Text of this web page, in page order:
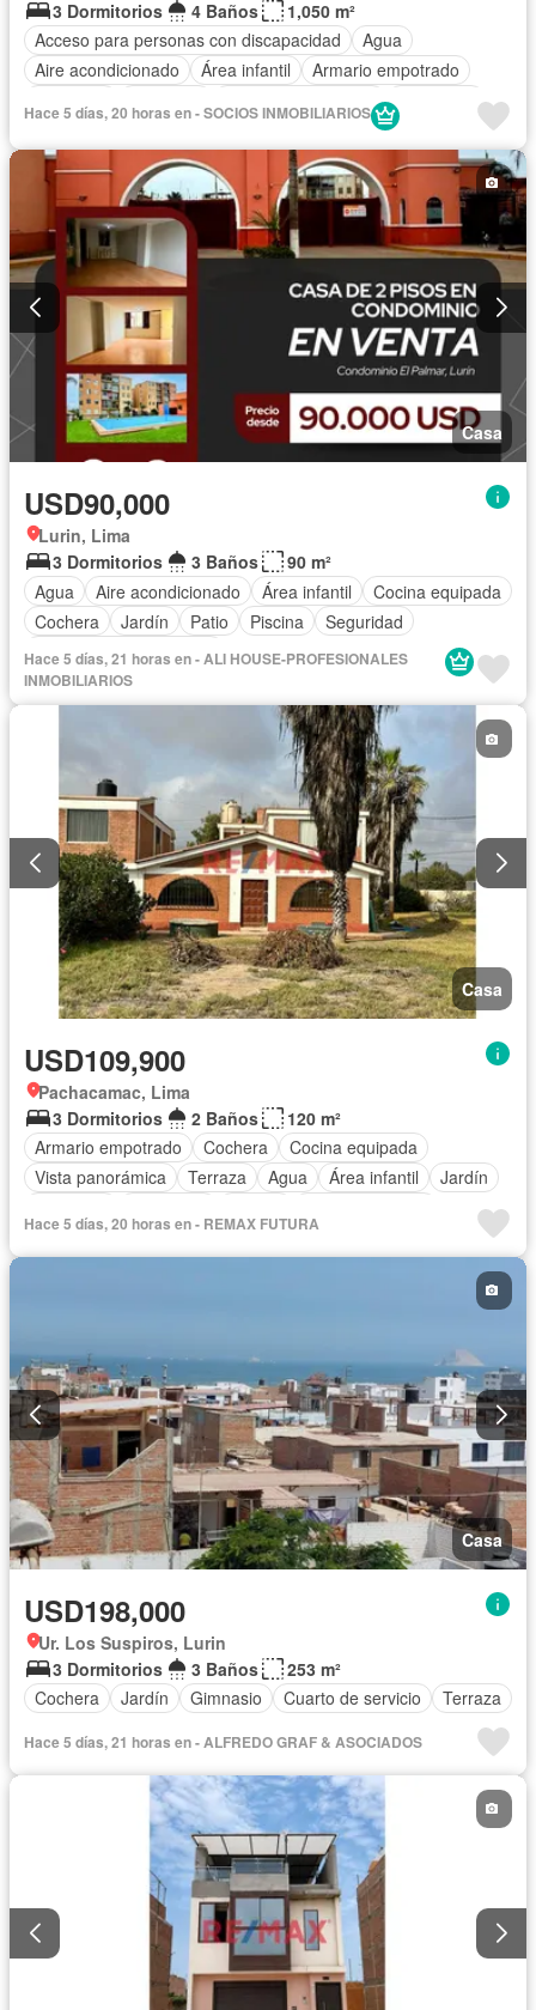
3 Dormitorios 4 Baños
1,050 m²
Acceso para personas con discapacidad
Agua
Aire acondicionado
Área infantil
Armario empotrado
Caseta de vigilancia
Cuarto de servicio
Cochera
Internet Jardín Patio Seguridad
Terraza
Wifi
Sin amoblar
Hace 5 días, 20 horas en - SOCIOS INMOBILIARIOS
Casa
USD90,000
Lurin, Lima
3 Dormitorios
3 Baños
90 m²
Agua
Aire acondicionado Área infantil
Cocina equipada
Cochera
Jardín Patio Piscina
Seguridad
Parcialmente amoblado
Hace 5 días, 21 horas en - ALI HOUSE-PROFESIONALES
INMOBILIARIOS
Casa
USD109,900
Pachacamac, Lima
3 Dormitorios
2 Baños
120 m²
Armario empotrado
Cochera
Cocina equipada
Vista panorámica
Terraza Agua Área infantil
Jardín
Hace 5 días, 20 horas en - REMAX FUTURA
Casa
USD198,000
Ur. Los Suspiros, Lurin
3 Dormitorios
3 Baños
253 m²
Cochera
Jardín Gimnasio Cuarto de servicio Terraza
Hace 5 días, 21 horas en - ALFREDO GRAF & ASOCIADOS